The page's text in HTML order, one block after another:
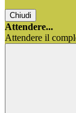
Chiudi
Attendere...
Attendere il